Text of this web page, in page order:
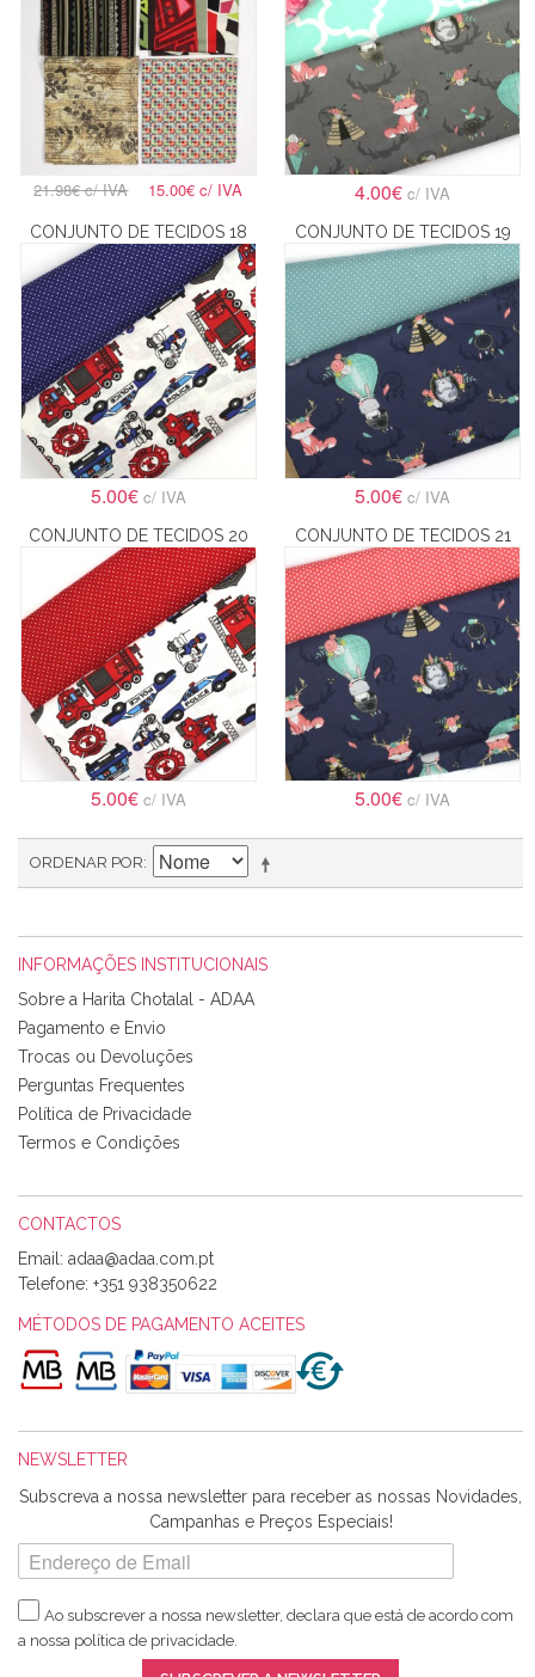
21.98€c/ IVA 15.00€ c/ IVA 4.00€c/ IVA
CONJUNTO DE TECIDOS 18
5.00€ c/ IVA
CONJUNTO DE TECIDOS 19
5.00€c/ IVA
CONJUNTO DE TECIDOS 20
5.00€ c/ IVA
CONJUNTO DE TECIDOS 21
5.00€c/ IVA
ORDENAR POR
INFORMAÇÕES INSTITUCIONAIS
Sobre a Harita Chotalal - ADAA
Pagamento e Envio
Trocas ou Devoluções
Perguntas Frequentes
Política de Privacidade
Termos e Condições
CONTACTOS
Email:
Telefone: +351 938350622
MÉTODOS DE PAGAMENTO ACEITES
NEWSLETTER
Subscreva a nossa newsletter para receber as nossas Novidades,
Campanhas e Preços Especiais!
Ao subscrever a nossa newsletter, declara que está de acordo com
a nossa política de privacidade.